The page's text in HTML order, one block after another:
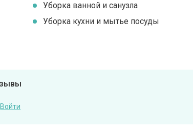
Уборка ванной и санузла
Уборка кухни и мытье посуды
Войти